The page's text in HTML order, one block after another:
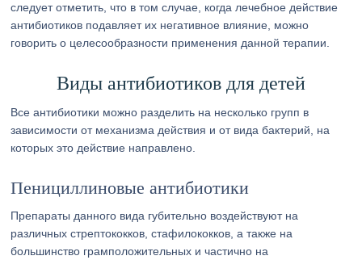
следует отметить, что в том случае, когда лечебное действие
антибиотиков подавляет их негативное влияние, можно
говорить о целесообразности применения данной терапии.
Виды антибиотиков для детей
Все антибиотики можно разделить на несколько групп в
зависимости от механизма действия и от вида бактерий, на
которых это действие направлено.
Пенициллиновые антибиотики
Препараты данного вида губительно воздействуют на
различных стрептококков, стафилококков, а также на
большинство грамположительных и частично на